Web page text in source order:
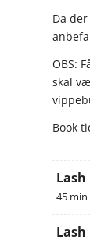
Da
OBS:
skal
Book
45 min